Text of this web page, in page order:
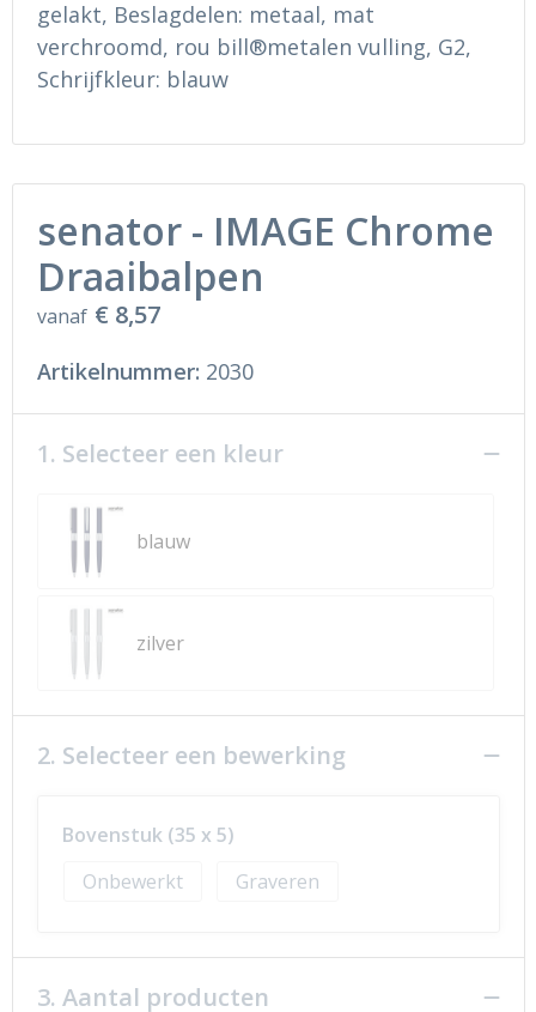
Ondergoed en Sokken
Regenkleding
Schoenen
Hoofdbescherming
Gehoorbescherming
Ademhalingsbescherming
Sokken en Nachtkleding
Regenkleding
Gilets
gelakt, Beslagdelen: metaal, mat
verchroomd, rou bill®metalen vulling, G2,
Schrijfkleur: blauw
senator - IMAGE Chrome
Draaibalpen
vanaf € 8,57
Artikelnummer: 2030
1. Selecteer een kleur
blauw
zilver
2. Selecteer een bewerking
Bovenstuk (35 x 5)
Onbewerkt
Graveren
3. Aantal producten